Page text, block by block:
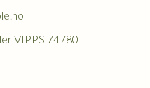
VIPPS 74780